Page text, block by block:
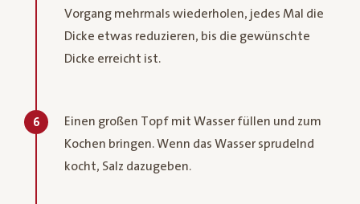
Vorgang mehrmals wiederholen, jedes Mal die
Dicke etwas reduzieren, bis die gewünschte
Dicke erreicht ist.
6
Einen großen Topf mit Wasser füllen und zum
Kochen bringen. Wenn das Wasser sprudelnd
kocht, Salz dazugeben.